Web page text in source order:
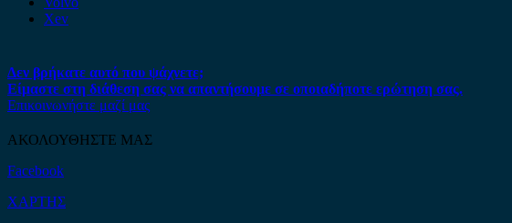
Xev
Δεν βρήκατε αυτό που ψάχνετε;
Είμαστε στη διάθεση σας να απαντήσουμε σε οποιαδήποτε ερώτηση σας.
Επικοινωνήστε μαζί μας
ΑΚΟΛΟΥΘΗΣΤΕ ΜΑΣ
Facebook
ΧΑΡΤΗΣ